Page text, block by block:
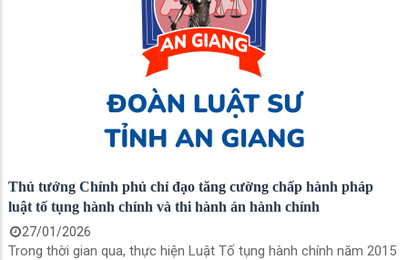
Thủ tướng Chính phủ chỉ đạo tăng cường chấp hành pháp
luật tố tụng hành chính và thi hành án hành chính
27/01/2026
Trong thời gian qua, thực hiện Luật Tố tụng hành chính năm 2015